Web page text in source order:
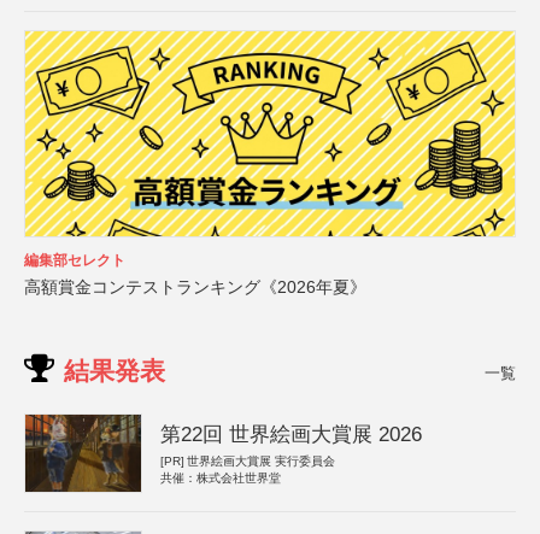
編集部セレクト
高額賞金コンテストランキング《2026年夏》
結果発表 一覧
第22回 世界絵画大賞展 2026
[PR] 世界絵画大賞展 実行委員会
共催：株式会社世界堂